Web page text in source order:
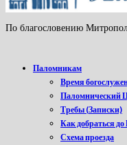
По благословению
Паломникам
Время
Паломнический
Требы (Записки)
Как добраться
Схема проезда